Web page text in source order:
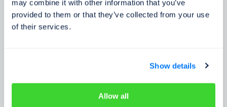
may combine it with other information that you’ve
provided to them or that they’ve collected from your use
of their services.
Show details
Allow all